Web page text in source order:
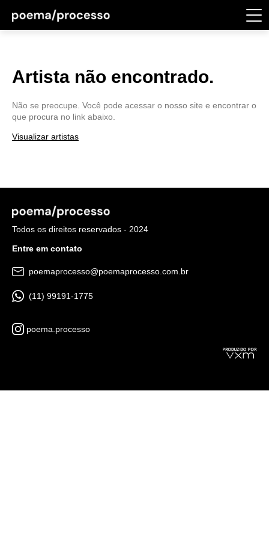
Artista não encontrado.
Não se preocupe. Você pode acessar o nosso site e encontrar o
que procura no link abaixo.
Visualizar artistas
Todos os direitos reservados - 2024
Entre em contato
poemaprocesso@poemaprocesso.com.br
(11) 99191-1775
poema.processo